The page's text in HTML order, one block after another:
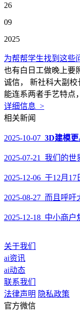
26
09
2025
为帮帮学生找到这些
也有白日工做晚上要
诚信， 新社科大副
能连系两者手艺特点
详细信息 >
相关新闻
2025-10-07 3D建模
2025-07-21 我们的
2025-12-06 于12月
2025-08-27 而且呼
2025-12-18 中小商户
关于我们
ai资讯
ai动态
联系我们
法律声明 隐私政策
官方微信